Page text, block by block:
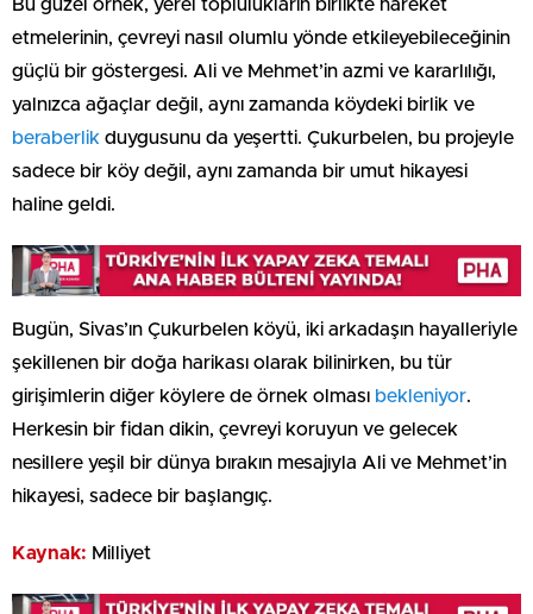
Bu güzel örnek, yerel toplulukların birlikte hareket
etmelerinin, çevreyi nasıl olumlu yönde etkileyebileceğinin
güçlü bir göstergesi. Ali ve Mehmet’in azmi ve kararlılığı,
yalnızca ağaçlar değil, aynı zamanda köydeki birlik ve
beraberlik duygusunu da yeşertti. Çukurbelen, bu projeyle
sadece bir köy değil, aynı zamanda bir umut hikayesi
haline geldi.
Bugün, Sivas’ın Çukurbelen köyü, iki arkadaşın hayalleriyle
şekillenen bir doğa harikası olarak bilinirken, bu tür
girişimlerin diğer köylere de örnek olması bekleniyor.
Herkesin bir fidan dikin, çevreyi koruyun ve gelecek
nesillere yeşil bir dünya bırakın mesajıyla Ali ve Mehmet’in
hikayesi, sadece bir başlangıç.
Kaynak: Milliyet